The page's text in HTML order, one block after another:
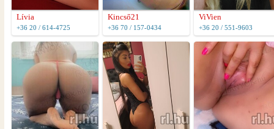
Lívia
+36 20 / 614-4725
Kincső21
+36 70 / 157-0434
ViVien
+36 20 / 551-9603